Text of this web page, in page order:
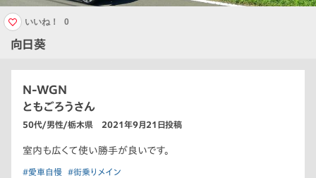
向日葵
いいね！ 0
N-WGN
ともごろうさん
50代/男性/栃木県 2021年9月21日投稿
室内も広くて使い勝手が良いです。
#愛車自慢 #街乗りメイン